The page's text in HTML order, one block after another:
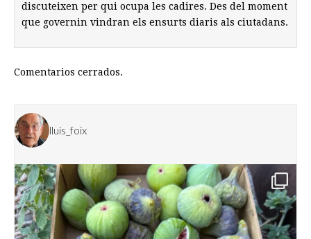
discuteixen per qui ocupa les cadires. Des del moment
que governin vindran els ensurts diaris als ciutadans.
Comentarios cerrados.
lluis_foix